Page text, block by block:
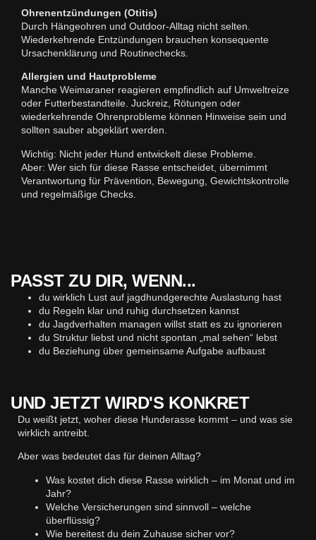
Ohrenentzündungen (Otitis)
Durch Hängeohren und Outdoor-Alltag nicht selten.
Wiederkehrende Entzündungen brauchen konsequente
Ursachenklärung und Routinechecks.
Allergien und Hautprobleme
Manche Weimaraner reagieren empfindlich auf Umweltreize
oder Futterbestandteile. Juckreiz, Rötungen oder
wiederkehrende Ohrenprobleme können Hinweise sein und
sollten sauber abgeklärt werden.
Wichtig: Nicht jeder Hund entwickelt diese Probleme.
Aber: Wer sich für diese Rasse entscheidet, übernimmt
Verantwortung für Prävention, Bewegung, Gewichtskontrolle
und regelmäßige Checks.
PASST ZU DIR, WENN...
du wirklich Lust auf jagdhundgerechte Auslastung hast
du Regeln klar und ruhig durchsetzen kannst
du Jagdverhalten managen willst statt es zu ignorieren
du Struktur liebst und nicht spontan „mal sehen“ lebst
du Beziehung über gemeinsame Aufgabe aufbaust
UND JETZT WIRD'S KONKRET
Du weißt jetzt, woher diese Hunderasse kommt – und was sie
wirklich antreibt.
Aber was bedeutet das für deinen Alltag?
Was kostet dich diese Rasse wirklich – im Monat und im
Jahr?
Welche Versicherungen sind sinnvoll – welche
überflüssig?
Wie bereitest du dein Zuhause sicher vor?